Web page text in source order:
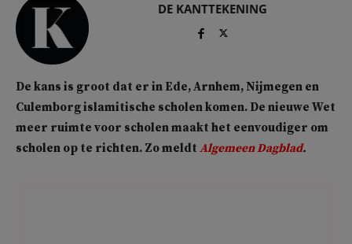
DE KANTTEKENING
De kans is groot dat er in Ede, Arnhem, Nijmegen en
Culemborg islamitische scholen komen. De nieuwe Wet
meer ruimte voor scholen maakt het eenvoudiger om
scholen op te richten. Zo meldt Algemeen Dagblad.